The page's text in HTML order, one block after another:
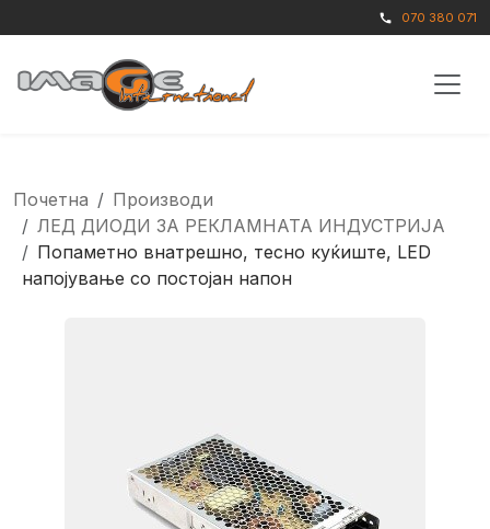
call 070 380 071
Почетна
Производи
ЛЕД ДИОДИ ЗА РЕКЛАМНАТА ИНДУСТРИЈА
Попаметно внатрешно, тесно куќиште, LED
напојување со постојан напон